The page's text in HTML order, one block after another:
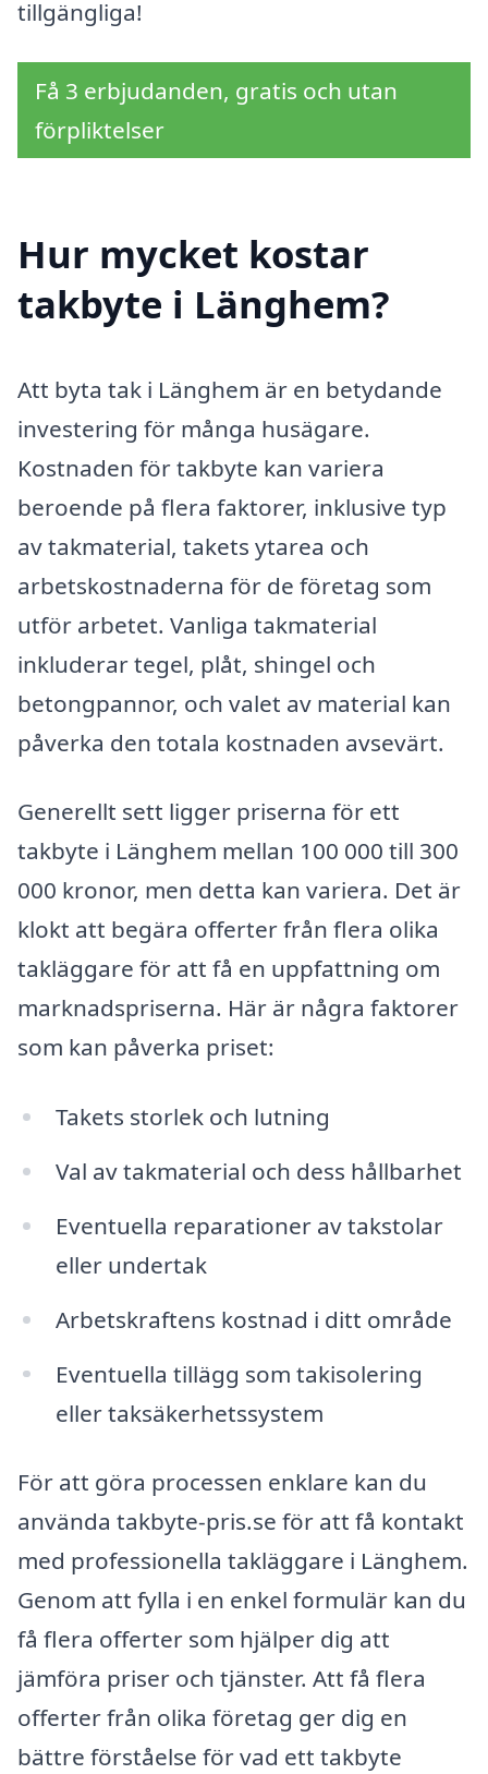
tillgängliga!
Få 3 erbjudanden, gratis och utan
förpliktelser
Hur mycket kostar
takbyte i Länghem?
Att byta tak i Länghem är en betydande
investering för många husägare.
Kostnaden för takbyte kan variera
beroende på flera faktorer, inklusive typ
av takmaterial, takets ytarea och
arbetskostnaderna för de företag som
utför arbetet. Vanliga takmaterial
inkluderar tegel, plåt, shingel och
betongpannor, och valet av material kan
påverka den totala kostnaden avsevärt.
Generellt sett ligger priserna för ett
takbyte i Länghem mellan 100 000 till 300
000 kronor, men detta kan variera. Det är
klokt att begära offerter från flera olika
takläggare för att få en uppfattning om
marknadspriserna. Här är några faktorer
som kan påverka priset:
Takets storlek och lutning
Val av takmaterial och dess hållbarhet
Eventuella reparationer av takstolar
eller undertak
Arbetskraftens kostnad i ditt område
Eventuella tillägg som takisolering
eller taksäkerhetssystem
För att göra processen enklare kan du
använda takbyte-pris.se för att få kontakt
med professionella takläggare i Länghem.
Genom att fylla i en enkel formulär kan du
få flera offerter som hjälper dig att
jämföra priser och tjänster. Att få flera
offerter från olika företag ger dig en
bättre förståelse för vad ett takbyte